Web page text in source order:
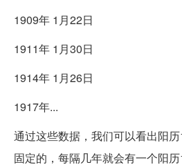
1909年 1月22日
1911年 1月30日
1914年 1月26日
1917年...
通过这些数据，我们可以看出阳
固定的，每隔几年就会有一个阳历